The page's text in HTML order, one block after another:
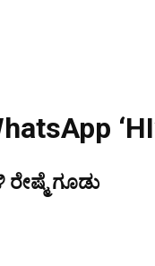
ರೇಷ್ಮೆ ಗೂಡು